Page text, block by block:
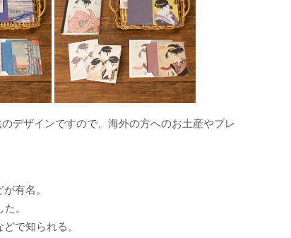
デザインですので、海外の方へのお土産やプレ
有名。
。
で知られる。